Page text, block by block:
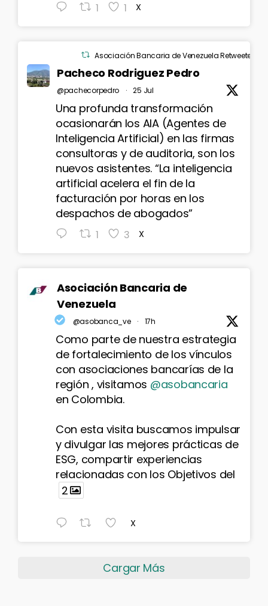
1 1 X
Asociación Bancaria de Venezuela Retweeted
Pacheco Rodriguez Pedro
@pachecorpedro · 25 Jul
Una profunda transformación
ocasionarán los AIA (Agentes de
Inteligencia Artificial) en las firmas
consultoras y de auditoria, son los
nuevos asistentes. “La inteligencia
artificial acelera el fin de la
facturación por horas en los
despachos de abogados”
1 3 X
Asociación Bancaria de
Venezuela
@asobanca_ve · 17h
Como parte de nuestra estrategia
de fortalecimiento de los vínculos
con asociaciones bancarías de la
región , visitamos @asobancaria
en Colombia.
Con esta visita buscamos impulsar
y divulgar las mejores prácticas de
ESG, compartir experiencias
relacionadas con los Objetivos del
2
X
Cargar Más